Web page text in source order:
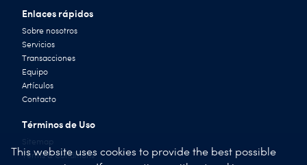
Enlaces rápidos
Sobre nosotros
Servicios
Transacciones
Equipo
Artículos
Contacto
Términos de Uso
Sitemap
Terms & Conditions
This website uses cookies to provide the best possible